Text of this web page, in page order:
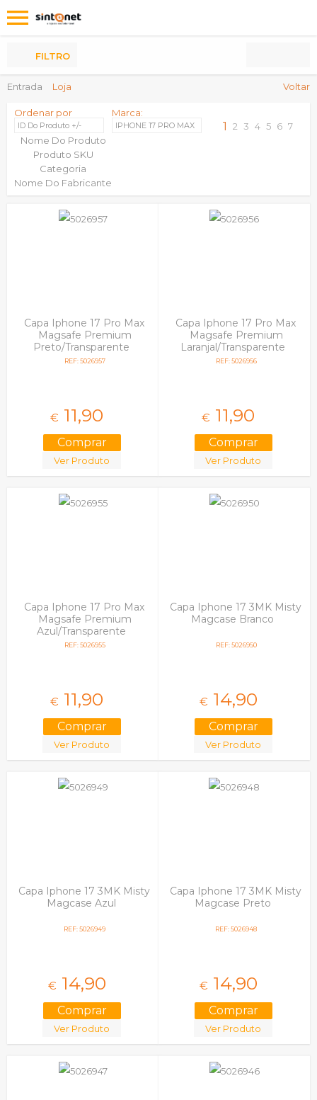
Entrada Loja Voltar
FILTRO
Ordenar por
ID Do Produto +/-
Nome Do Produto
Produto SKU
Categoria
Nome Do Fabricante
Marca:
IPHONE 17 PRO MAX 1 2 3 4 5 6 7
Capa Iphone 17 Pro Max
Magsafe Premium
Preto/Transparente
REF: 5026957
€ 11,90
Ver Produto
Capa Iphone 17 Pro Max
Magsafe Premium
Laranjal/Transparente
REF: 5026956
€ 11,90
Ver Produto
Capa Iphone 17 Pro Max
Magsafe Premium
Azul/Transparente
REF: 5026955
€ 11,90
Ver Produto
Capa Iphone 17 3MK Misty
Magcase Branco
REF: 5026950
€ 14,90
Ver Produto
Capa Iphone 17 3MK Misty
Magcase Azul
REF: 5026949
€ 14,90
Ver Produto
Capa Iphone 17 3MK Misty
Magcase Preto
REF: 5026948
€ 14,90
Ver Produto